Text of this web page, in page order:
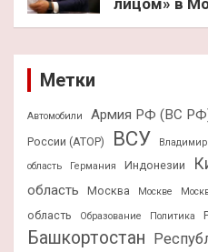
лицом» в
Метки
Автомобили Армия РФ (ВС
России (АТОР)
ВСУ
область
Германия Индонезии
область
Москва Москве
область
Образование Политика
Башкортостан